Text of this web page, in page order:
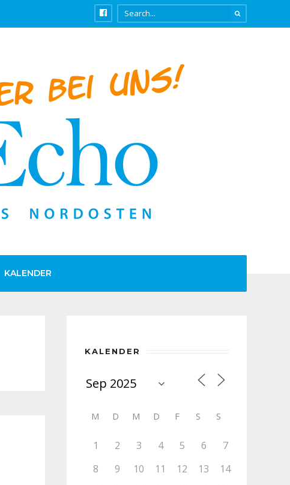
KALENDER
KALENDER
M D M D F S S
1 2 3 4 5 6
7
8
9 10 11 12 13
14